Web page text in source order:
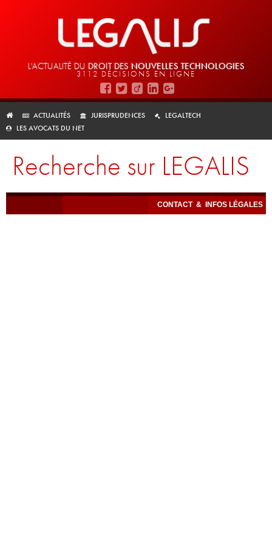
L'ACTUALITÉ DU DROIT DES NOUVELLES TECHNOLOGIES
3112 DÉCISIONS EN LIGNE
ACTUALITÉS JURISPRUDENCES
LEGALTECH
LES AVOCATS DU NET
Recherche sur LEGALIS
CONTACT & INFOS LÉGALES